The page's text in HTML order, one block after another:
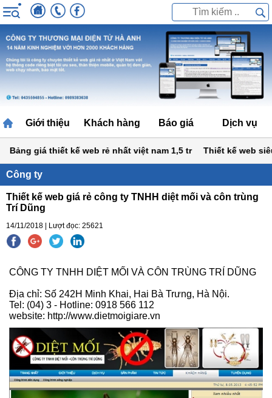
Giới thiệu Khách hàng Báo giá Dịch vụ
giá thiết kế web rẻ nhất việt nam 1,5 tr Thiết kế web siêu
Công ty
Thiết kế web giá rẻ công ty TNHH diệt mối và côn trùng
Trí Dũng
14/11/2018 | Lượt đọc: 25621
CÔNG TY TNHH DIỆT MỐI VÀ CÔN TRÙNG TRÍ DŨNG
Địa chỉ: Số 242H Minh Khai, Hai Bà Trưng, Hà Nội.
Tel: (04) 3 - Hotline: 0918 566 112
website: http://www.dietmoigiare.vn